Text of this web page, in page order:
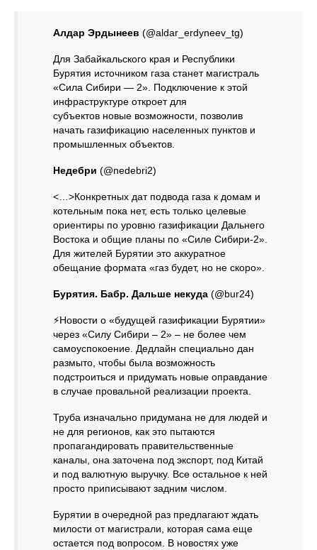
Алдар Эрдынеев (@aldar_erdyneev_tg)
Для Забайкальского края и Республики
Бурятия источником газа станет магистраль
«Сила Сибири — 2». Подключение к этой
инфраструктуре откроет для
субъектов новые возможности, позволив
начать газификацию населенных пунктов и
промышленных объектов.
Недебри (@nedebri2)
<…>Конкретных дат подвода газа к домам и
котельным пока нет, есть только целевые
ориентиры по уровню газификации Дальнего
Востока и общие планы по «Силе Сибири‑2».
Для жителей Бурятии это аккуратное
обещание формата «газ будет, но не скоро».
Бурятия. Бабр. Дальше некуда (@bur24)
⚡Новости о «будущей газификации Бурятии»
через «Силу Сибири – 2» – не более чем
самоуспокоение. Дедлайн специально дан
размыто, чтобы была возможность
подстроиться и придумать новые оправдание
в случае провальной реализации проекта.
Труба изначально придумана не для людей и
не для регионов, как это пытаются
пропагандировать правительственные
каналы, она заточена под экспорт, под Китай
и под валютную выручку. Все остальное к ней
просто приписывают задним числом.
Бурятии в очередной раз предлагают ждать
милости от магистрали, которая сама еще
остается под вопросом. В новостях уже